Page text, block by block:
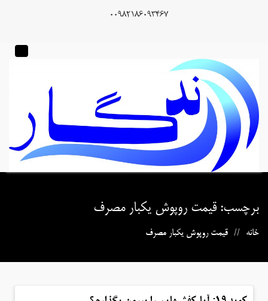
00982186093467
برچسب: قیمت روپوش یکبار مصرف
خانه قیمت روپوش یکبار مصرف